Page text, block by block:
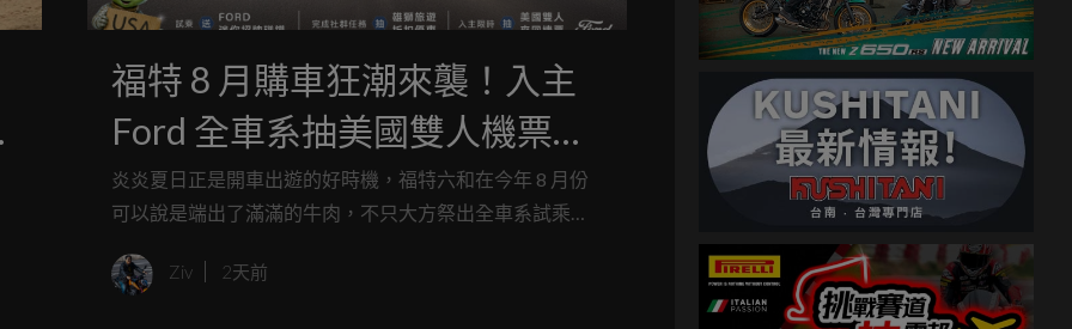
福特 8 月購車狂潮來襲！入主
Ford 全車系抽美國雙人機票，
Territory、Ranger 零頭款再享
好康
炎炎夏日正是開車出遊的好時機，福特六和在今年 8 月份
可以說是端出了滿滿的牛肉，不只大方祭出全車系試乘好
休旅 The All-New Ford Territory、越野硬漢 Ranger 到美式
Ziv 2天前